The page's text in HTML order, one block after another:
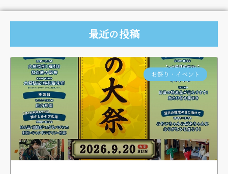
最近の投稿
お祭り・イベント